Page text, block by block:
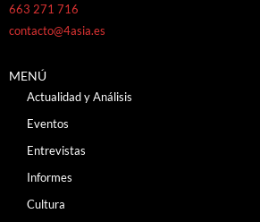
663 271 716
contacto@4asia.es
MENÚ
Actualidad y Análisis
Eventos
Entrevistas
Informes
Cultura